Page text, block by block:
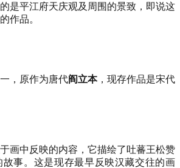
是平江府天庆观及周围的景致，即说这
作品。
，原作为唐代阎立本，现存作品是宋代
画中反映的内容，它描绘了吐蕃王松赞
事。这是现存最早反映汉藏交往的画